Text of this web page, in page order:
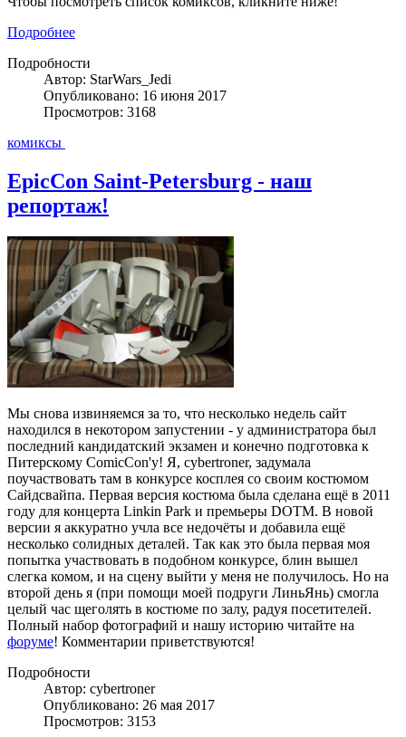
Подробнее
Подробности
Автор: StarWars_Jedi
Опубликовано: 16 июня 2017
Просмотров: 3168
комиксы
EpicCon Saint-Petersburg - наш
репортаж!
Мы снова извиняемся за то, что несколько недель сайт
находился в некотором запустении - у администратора был
последний кандидатский экзамен и конечно подготовка к
Питерскому ComicCon'у! Я, cybertroner, задумала
поучаствовать там в конкурсе косплея со своим костюмом
Сайдсвайпа. Первая версия костюма была сделана ещё в 2011
году для концерта Linkin Park и премьеры DOTM. В новой
версии я аккуратно учла все недочёты и добавила ещё
несколько солидных деталей. Так как это была первая моя
попытка участвовать в подобном конкурсе, блин вышел
слегка комом, и на сцену выйти у меня не получилось. Но на
второй день я (при помощи моей подруги ЛиньЯнь) смогла
целый час щеголять в костюме по залу, радуя посетителей.
Полный набор фотографий и нашу историю читайте на
форуме! Комментарии приветствуются!
Подробности
Автор: cybertroner
Опубликовано: 26 мая 2017
Просмотров: 3153